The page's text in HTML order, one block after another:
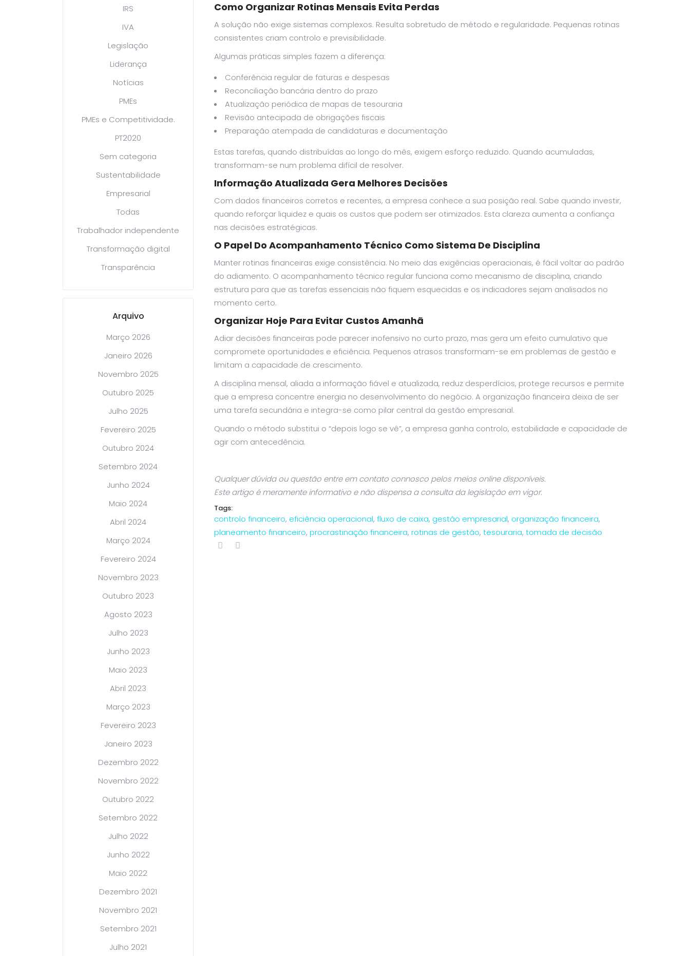
IRS
IVA
Legislação
Liderança
Notícias
PMEs
PMEs e Competitividade.
PT2020
Sem categoria
Sustentabilidade
Empresarial
Todas
Trabalhador independente
Transformação digital
Transparência
Arquivo
Março 2026
Janeiro 2026
Novembro 2025
Outubro 2025
Julho 2025
Fevereiro 2025
Outubro 2024
Setembro 2024
Junho 2024
Maio 2024
Abril 2024
Março 2024
Fevereiro 2024
Novembro 2023
Outubro 2023
Agosto 2023
Julho 2023
Junho 2023
Maio 2023
Abril 2023
Março 2023
Fevereiro 2023
Janeiro 2023
Dezembro 2022
Novembro 2022
Outubro 2022
Setembro 2022
Julho 2022
Junho 2022
Maio 2022
Dezembro 2021
Novembro 2021
Setembro 2021
Julho 2021
Como Organizar Rotinas Mensais Evita Perdas
A solução não exige sistemas complexos. Resulta sobretudo de método e regularidade. Pequenas rotinas
consistentes criam controlo e previsibilidade.
Algumas práticas simples fazem a diferença:
Conferência regular de faturas e despesas
Reconciliação bancária dentro do prazo
Atualização periódica de mapas de tesouraria
Revisão antecipada de obrigações fiscais
Preparação atempada de candidaturas e documentação
Estas tarefas, quando distribuídas ao longo do mês, exigem esforço reduzido. Quando acumuladas,
transformam-se num problema difícil de resolver.
Informação Atualizada Gera Melhores Decisões
Com dados financeiros corretos e recentes, a empresa conhece a sua posição real. Sabe quando investir,
quando reforçar liquidez e quais os custos que podem ser otimizados. Esta clareza aumenta a confiança
nas decisões estratégicas.
O Papel Do Acompanhamento Técnico Como Sistema De Disciplina
Manter rotinas financeiras exige consistência. No meio das exigências operacionais, é fácil voltar ao padrão
do adiamento. O acompanhamento técnico regular funciona como mecanismo de disciplina, criando
estrutura para que as tarefas essenciais não fiquem esquecidas e os indicadores sejam analisados no
momento certo.
Organizar Hoje Para Evitar Custos Amanhã
Adiar decisões financeiras pode parecer inofensivo no curto prazo, mas gera um efeito cumulativo que
compromete oportunidades e eficiência. Pequenos atrasos transformam-se em problemas de gestão e
limitam a capacidade de crescimento.
A disciplina mensal, aliada a informação fiável e atualizada, reduz desperdícios, protege recursos e permite
que a empresa concentre energia no desenvolvimento do negócio. A organização financeira deixa de ser
uma tarefa secundária e integra-se como pilar central da gestão empresarial.
Quando o método substitui o “depois logo se vê”, a empresa ganha controlo, estabilidade e capacidade de
agir com antecedência.
Qualquer dúvida ou questão entre em contato connosco pelos meios online disponíveis.
Este artigo é meramente informativo e não dispensa a consulta da legislação em vigor.
Tags:
controlo financeiro, eficiência operacional, fluxo de caixa, gestão empresarial, organização financeira,
planeamento financeiro, procrastinação financeira, rotinas de gestão, tesouraria, tomada de decisão